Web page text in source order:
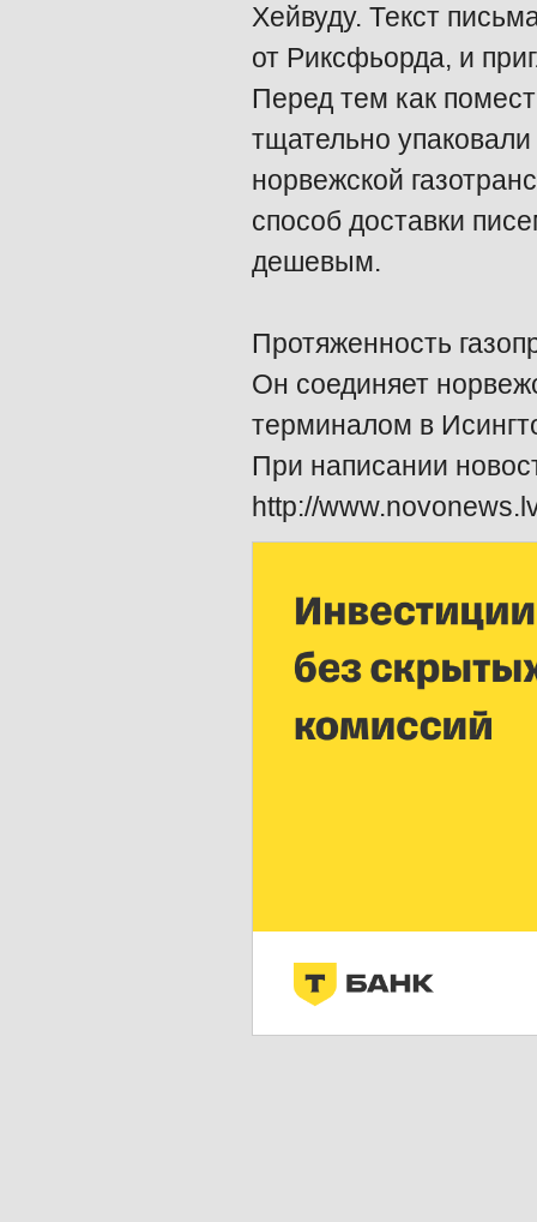
Хейвуду. Текст
от Риксфьорда, и
Перед тем как
тщательно
норвежской
способ доставки
дешевым.
Протяженность
Он соединяет
терминалом в
При написании
http://